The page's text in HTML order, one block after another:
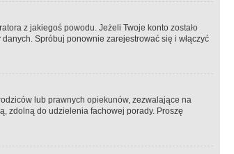
z jakiegoś powodu. Jeżeli Twoje konto zostało
Spróbuj ponownie zarejestrować się i włączyć
lub prawnych opiekunów, zezwalające na
zdolną do udzielenia fachowej porady. Proszę